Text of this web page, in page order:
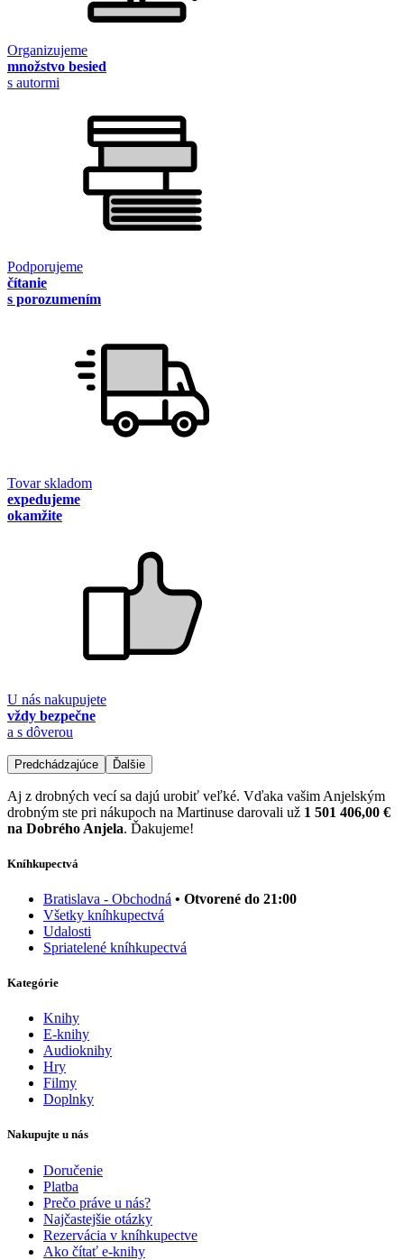
Organizujeme
množstvo besied
s autormi
Podporujeme
čítanie
s porozumením
Tovar skladom
expedujeme
okamžite
U nás nakupujete
vždy bezpečne
a s dôverou
Predchádzajúce Ďalšie
Aj z drobných vecí sa dajú urobiť veľké. Vďaka vašim Anjelským
drobným ste pri nákupoch na Martinuse darovali už 1 501 406,00 €
na Dobrého Anjela. Ďakujeme!
Kníhkupectvá
Bratislava - Obchodná • Otvorené do 21:00
Všetky kníhkupectvá
Udalosti
Spriatelené kníhkupectvá
Kategórie
Knihy
E-knihy
Audioknihy
Hry
Filmy
Doplnky
Nakupujte u nás
Doručenie
Platba
Prečo práve u nás?
Najčastejšie otázky
Rezervácia v kníhkupectve
Ako čítať e-knihy